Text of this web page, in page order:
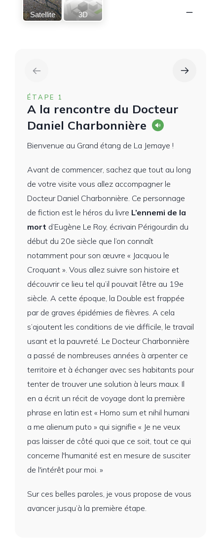
Satellite 3D
ÉTAPE 1
A la rencontre du Docteur
Daniel Charbonnière
Bienvenue au Grand étang de La Jemaye !
Avant de commencer, sachez que tout au long
de votre visite vous allez accompagner le
Docteur Daniel Charbonnière. Ce personnage
de fiction est le héros du livre L’ennemi de la
mort d’Eugène Le Roy, écrivain Périgourdin du
début du 20e siècle que l’on connaît
notamment pour son œuvre « Jacquou le
Croquant ». Vous allez suivre son histoire et
découvrir ce lieu tel qu’il pouvait l’être au 19e
siècle. A cette époque, la Double est frappée
par de graves épidémies de fièvres. A cela
s’ajoutent les conditions de vie difficile, le travail
usant et la pauvreté. Le Docteur Charbonnière
a passé de nombreuses années à arpenter ce
territoire et à échanger avec ses habitants pour
tenter de trouver une solution à leurs maux. Il
en a écrit un récit de voyage dont la première
phrase en latin est « Homo sum et nihil humani
a me alienum puto » qui signifie « Je ne veux
pas laisser de côté quoi que ce soit, tout ce qui
concerne l'humanité est en mesure de susciter
de l'intérêt pour moi. »
Sur ces belles paroles, je vous propose de vous
avancer jusqu’à la première étape.